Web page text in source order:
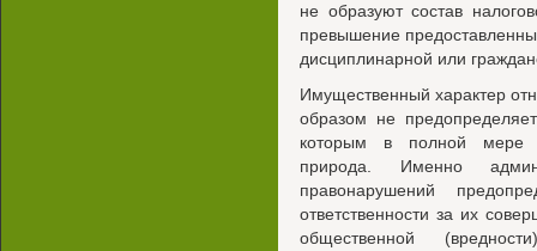
не образуют состав
превышение
дисциплинарной или
Имущественный характер
образом не
которым в полной мере
природа. Именно
правонарушений
ответственности за их
общественной